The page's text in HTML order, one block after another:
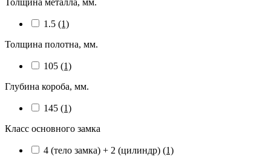
Толщина металла, мм.
1.5 (1)
Толщина полотна, мм.
105 (1)
Глубина короба, мм.
145 (1)
Класс основного замка
4 (тело замка) + 2 (цилиндр) (1)